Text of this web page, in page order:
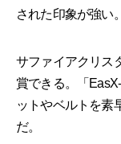
された印象が強い。
サファイアクリス
賞できる。「
ットやベルトを素
だ。